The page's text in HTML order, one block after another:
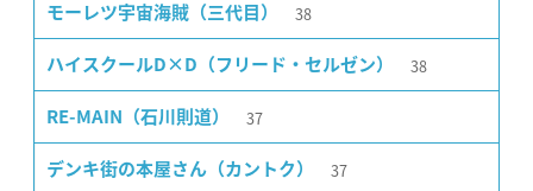
モーレツ宇宙海賊（三代目） 38
ハイスクールD×D（フリード・セルゼン） 38
RE-MAIN（石川則道） 37
デンキ街の本屋さん（カントク） 37